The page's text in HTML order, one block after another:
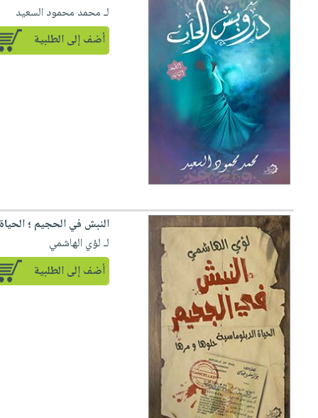
لـ محمد محمود السعيد
أضف إلى الطلبية
النبش في الحجيم ؛
لـ لؤي الهاشمي
أضف إلى الطلبية